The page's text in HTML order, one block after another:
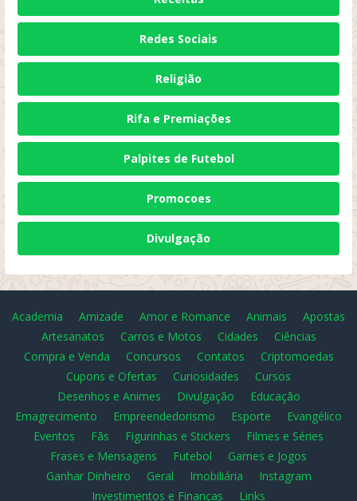
Redes Sociais
Religião
Rifa e Premiações
Palpites de Futebol
Promocoes
Divulgação
Academia Amizade Amor e Romance Animais
Apostas
Artesanatos
Carros e Motos Cidades
Ciências
Compra e Venda
Concursos Contatos
Criptomoedas
Cupons e Ofertas
Curiosidades
Cursos
Desenhos e Animes
Divulgação
Educação
Emagrecimento
Empreendedorismo Esporte
Evangélico
Eventos
Fãs Figurinhas e Stickers
Filmes e Séries
Frases e Mensagens
Futebol
Games e Jogos
Ganhar Dinheiro
Geral Imobiliária
Instagram
Investimentos e Finanças
Links